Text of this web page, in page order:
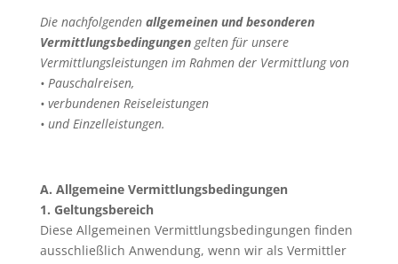
Die nachfolgenden allgemeinen und besonderen
Vermittlungsbedingungengelten für unsere
Vermittlungsleistungen im Rahmen der Vermittlung von
• Pauschalreisen,
• verbundenen Reiseleistungen
• und Einzelleistungen.
A. Allgemeine Vermittlungsbedingungen
1. Geltungsbereich
Diese Allgemeinen Vermittlungsbedingungen finden
ausschließlich Anwendung, wenn wir als Vermittler